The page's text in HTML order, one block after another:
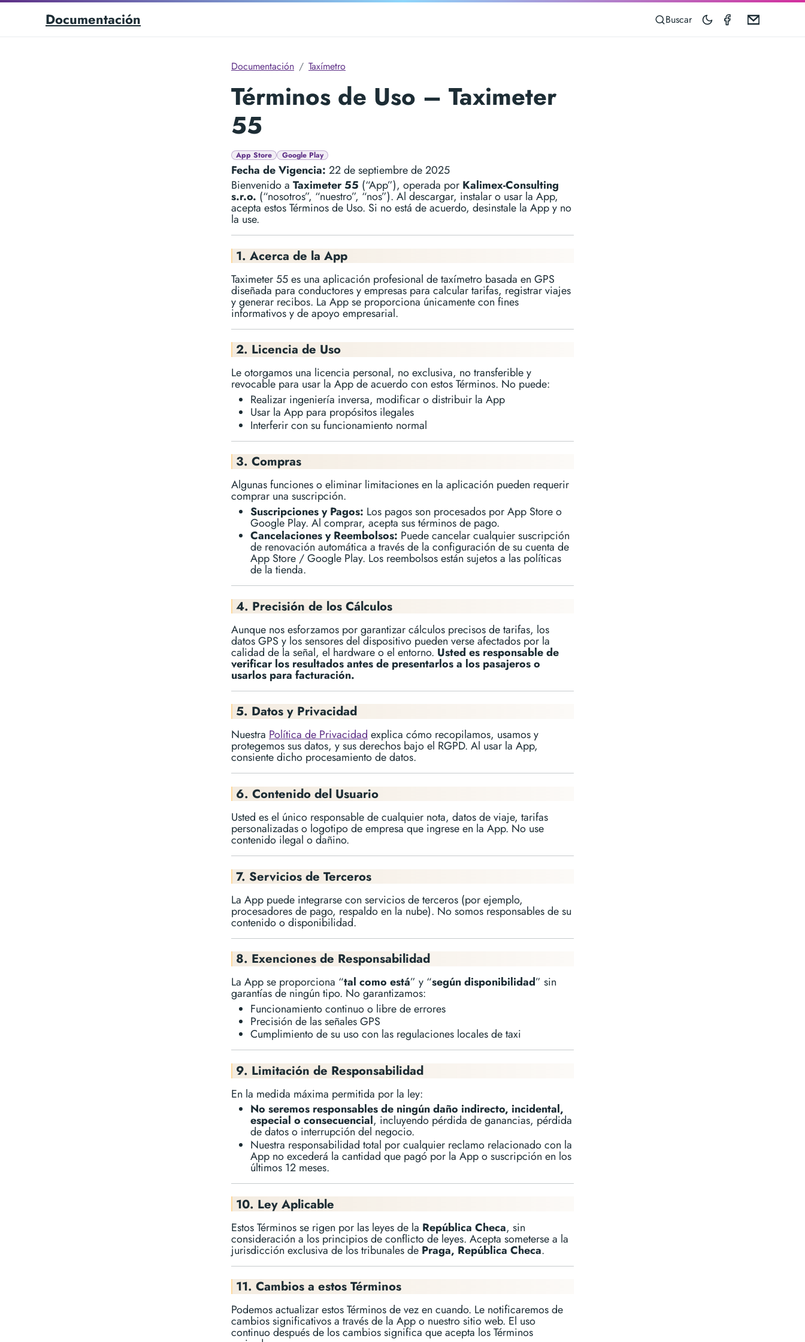
Documentación Buscar Taximeter on
Documentación Taxímetro
Términos de Uso – Taximeter
55
App Store Google Play
Fecha de Vigencia: 22 de septiembre de 2025
Bienvenido a Taximeter 55 (“App”), operada por Kalimex-Consulting
s.r.o. (“nosotros”, “nuestro”, “nos”). Al descargar, instalar o usar la App,
acepta estos Términos de Uso. Si no está de acuerdo, desinstale la App y no
la use.
1. Acerca de la App
Taximeter 55 es una aplicación profesional de taxímetro basada en GPS
diseñada para conductores y empresas para calcular tarifas, registrar viajes
y generar recibos. La App se proporciona únicamente con fines
informativos y de apoyo empresarial.
2. Licencia de Uso
Le otorgamos una licencia personal, no exclusiva, no transferible y
revocable para usar la App de acuerdo con estos Términos. No puede:
Realizar ingeniería inversa, modificar o distribuir la App
Usar la App para propósitos ilegales
Interferir con su funcionamiento normal
3. Compras
Algunas funciones o eliminar limitaciones en la aplicación pueden requerir
comprar una suscripción.
Suscripciones y Pagos: Los pagos son procesados por App Store o
Google Play. Al comprar, acepta sus términos de pago.
Cancelaciones y Reembolsos: Puede cancelar cualquier suscripción
de renovación automática a través de la configuración de su cuenta de
App Store / Google Play. Los reembolsos están sujetos a las políticas
de la tienda.
4. Precisión de los Cálculos
Aunque nos esforzamos por garantizar cálculos precisos de tarifas, los
datos GPS y los sensores del dispositivo pueden verse afectados por la
calidad de la señal, el hardware o el entorno. Usted es responsable de
verificar los resultados antes de presentarlos a los pasajeros o
usarlos para facturación.
5. Datos y Privacidad
Nuestra Política de Privacidadexplica cómo recopilamos, usamos y
protegemos sus datos, y sus derechos bajo el RGPD. Al usar la App,
consiente dicho procesamiento de datos.
6. Contenido del Usuario
Usted es el único responsable de cualquier nota, datos de viaje, tarifas
personalizadas o logotipo de empresa que ingrese en la App. No use
contenido ilegal o dañino.
7. Servicios de Terceros
La App puede integrarse con servicios de terceros (por ejemplo,
procesadores de pago, respaldo en la nube). No somos responsables de su
contenido o disponibilidad.
8. Exenciones de Responsabilidad
La App se proporciona “tal como está” y “según disponibilidad” sin
garantías de ningún tipo. No garantizamos:
Funcionamiento continuo o libre de errores
Precisión de las señales GPS
Cumplimiento de su uso con las regulaciones locales de taxi
9. Limitación de Responsabilidad
En la medida máxima permitida por la ley:
No seremos responsables de ningún daño indirecto, incidental,
especial o consecuencial, incluyendo pérdida de ganancias, pérdida
de datos o interrupción del negocio.
Nuestra responsabilidad total por cualquier reclamo relacionado con la
App no excederá la cantidad que pagó por la App o suscripción en los
últimos 12 meses.
10. Ley Aplicable
Estos Términos se rigen por las leyes de la República Checa, sin
consideración a los principios de conflicto de leyes. Acepta someterse a la
jurisdicción exclusiva de los tribunales de Praga, República Checa.
11. Cambios a estos Términos
Podemos actualizar estos Términos de vez en cuando. Le notificaremos de
cambios significativos a través de la App o nuestro sitio web. El uso
continuo después de los cambios significa que acepta los Términos